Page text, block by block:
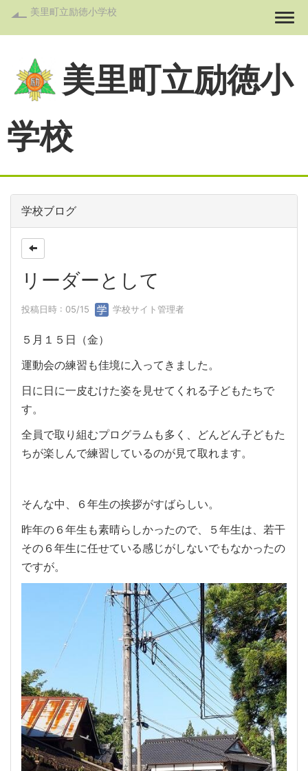
美里町立励徳小学校
美里町立励徳小
学校
学校ブログ
リーダーとして
投稿日時 : 05/15 学校サイト管理者
５月１５日（金）
運動会の練習も佳境に入ってきました。
日に日に一皮むけた姿を見せてくれる子どもたちで
す。
全員で取り組むプログラムも多く、どんどん子どもた
ちが楽しんで練習しているのが見て取れます。
そんな中、６年生の挨拶がすばらしい。
昨年の６年生も素晴らしかったので、５年生は、若干
その６年生に任せている感じがしないでもなかったの
ですが。